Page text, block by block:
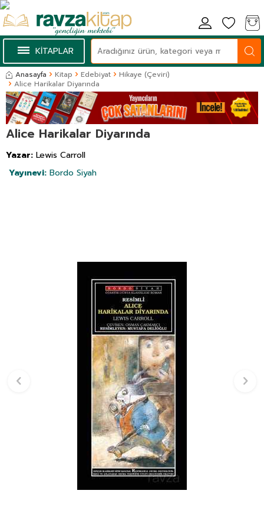
KİTAPLAR
Anasayfa Kitap Edebiyat
Hikaye (Çeviri)
Alice Harikalar Diyarında
Alice Harikalar Diyarında
Yazar: Lewis Carroll
Yayınevi: Bordo Siyah